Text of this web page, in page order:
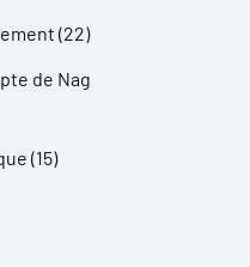
(22)
de Nag
(15)